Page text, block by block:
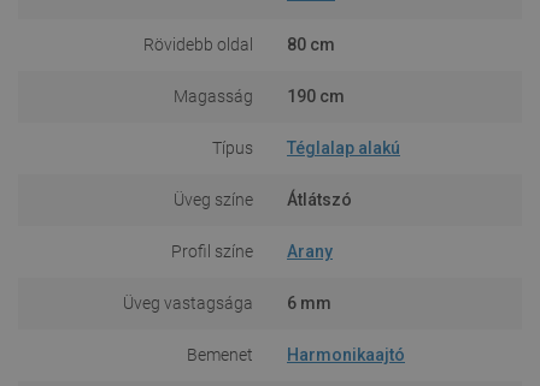
Rövidebb oldal 80 cm
Magasság 190 cm
Típus Téglalap alakú
Üveg színe Átlátszó
Profil színe Arany
Üveg vastagsága 6 mm
Bemenet Harmonikaajtó